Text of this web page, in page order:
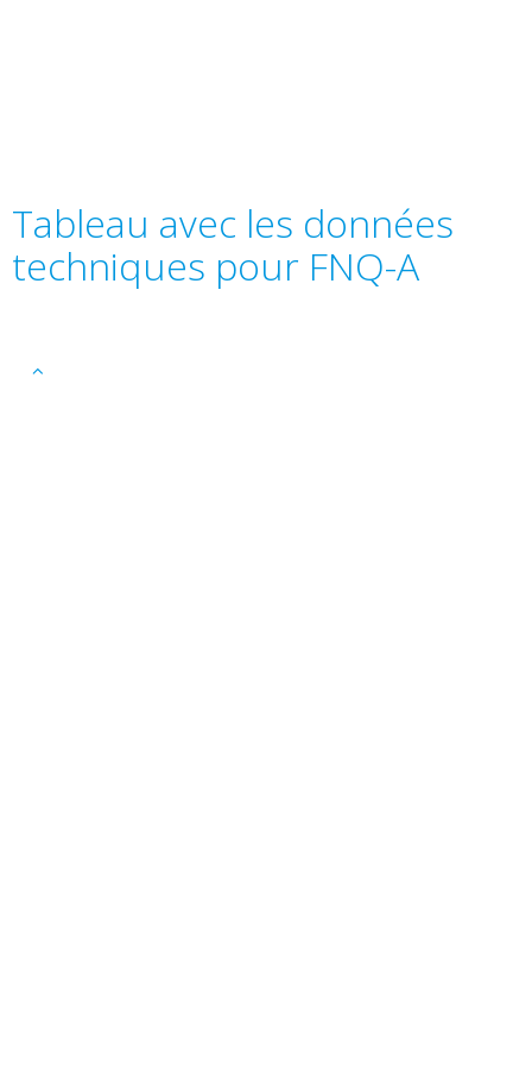
Tableau avec les données
techniques pour FNQ-A